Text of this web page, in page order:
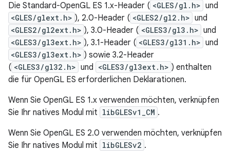
Die Standard-OpenGL ES 1.x-Header ( <GLES/gl.h> und
<GLES/glext.h> ), 2.0-Header ( <GLES2/gl2.h> und
<GLES2/gl2ext.h> ), 3.0-Header ( <GLES3/gl3.h> und
<GLES3/gl3ext.h> ), 3.1-Header ( <GLES3/gl31.h> und
<GLES3/gl3ext.h> ) sowie 3.2-Header
( <GLES3/gl32.h> und <GLES3/gl3ext.h> ) enthalten
die für OpenGL ES erforderlichen Deklarationen.
Wenn Sie OpenGL ES 1.x verwenden möchten, verknüpfen
Sie Ihr natives Modul mit libGLESv1_CM .
Wenn Sie OpenGL ES 2.0 verwenden möchten, verknüpfen
Sie Ihr natives Modul mit libGLESv2 .